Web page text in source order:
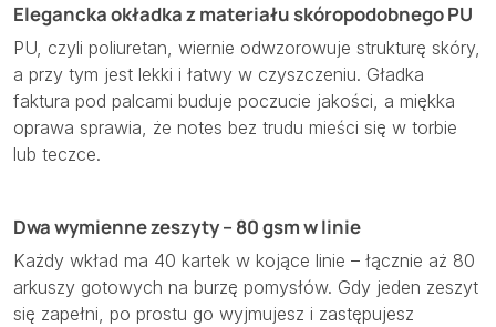
Elegancka okładka z materiału skóropodobnego PU
PU, czyli poliuretan, wiernie odwzorowuje strukturę skóry,
a przy tym jest lekki i łatwy w czyszczeniu. Gładka
faktura pod palcami buduje poczucie jakości, a miękka
oprawa sprawia, że notes bez trudu mieści się w torbie
lub teczce.
Dwa wymienne zeszyty – 80 gsm w linie
Każdy wkład ma 40 kartek w kojące linie – łącznie aż 80
arkuszy gotowych na burzę pomysłów. Gdy jeden zeszyt
się zapełni, po prostu go wyjmujesz i zastępujesz